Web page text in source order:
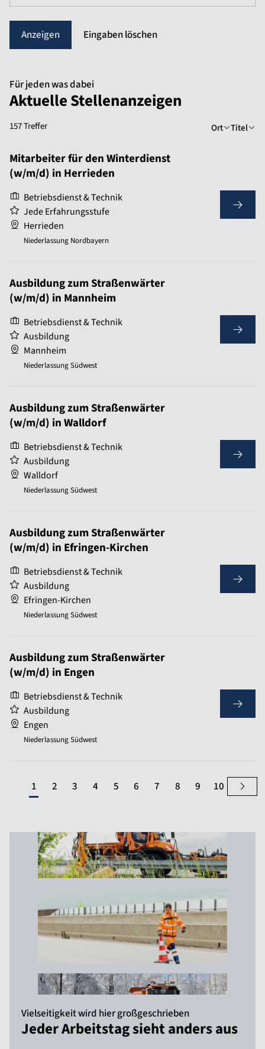
Eingaben löschen
Für jeden was dabei
Aktuelle Stellenanzeigen
157 Treffer Ort Titel
Mitarbeiter für den Winterdienst
(w/m/d) in Herrieden
Betriebsdienst & Technik
Jede Erfahrungsstufe
Herrieden
Niederlassung Nordbayern
Ausbildung zum Straßenwärter
(w/m/d) in Mannheim
Betriebsdienst & Technik
Ausbildung
Mannheim
Niederlassung Südwest
Ausbildung zum Straßenwärter
(w/m/d) in Walldorf
Betriebsdienst & Technik
Ausbildung
Walldorf
Niederlassung Südwest
Ausbildung zum Straßenwärter
(w/m/d) in Efringen-Kirchen
Betriebsdienst & Technik
Ausbildung
Efringen-Kirchen
Niederlassung Südwest
Ausbildung zum Straßenwärter
(w/m/d) in Engen
Betriebsdienst & Technik
Ausbildung
Engen
Niederlassung Südwest
1 2 3 4 5 6 7 8 9 10
Vielseitigkeit wird hier großgeschrieben
Jeder Arbeitstag sieht anders aus